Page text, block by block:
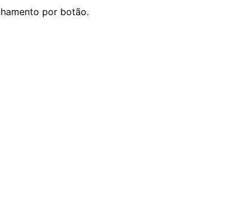
por botão.